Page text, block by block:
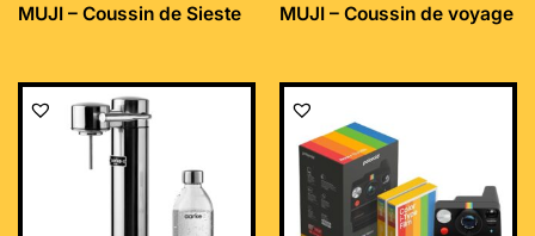
MUJI – Coussin de Sieste MUJI – Coussin de voyage
Le
initial
était :
169,99 €.
Le